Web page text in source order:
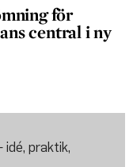
för
central i ny